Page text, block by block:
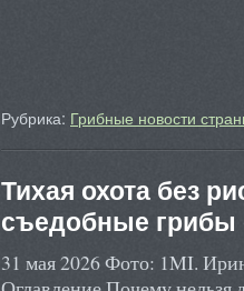
Рубрика: Грибные новости
Тихая охота без
съедобные грибы
31 мая 2026 Фото: 1MI.